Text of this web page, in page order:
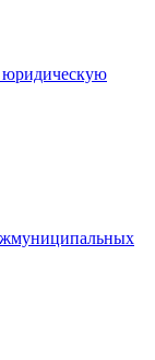
юридическую